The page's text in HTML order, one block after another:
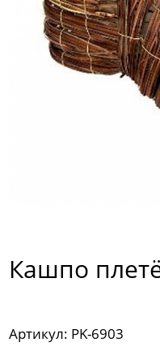
Кашпо
Артикул: PK-6903